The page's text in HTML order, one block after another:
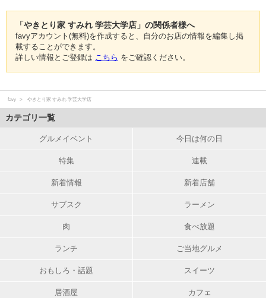
「やきとり家 すみれ 学芸大学店」の関係者様へ
favyアカウント(無料)を作成すると、自分のお店の情報を編集し掲
載することができます。
詳しい情報とご登録は こちら をご確認ください。
favy やきとり家 すみれ 学芸大学店
カテゴリ一覧
グルメイベント 今日は何の日
特集 連載
新着情報 新着店舗
サブスク ラーメン
肉 食べ放題
ランチ ご当地グルメ
おもしろ・話題 スイーツ
居酒屋 カフェ